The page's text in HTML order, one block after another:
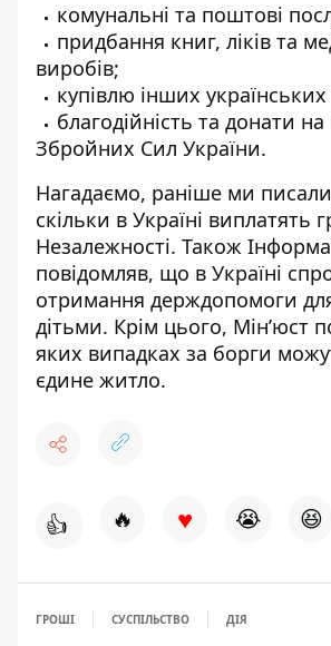
комунальні та поштові
придбання книг, ліків та
виробів;
купівлю інших українських
благодійність та донати
Збройних Сил України.
Нагадаємо, раніше ми
скільки в Україні виплатять
Незалежності. Також
повідомляв, що в Україні
отримання держдопомоги
дітьми. Крім цього, Мін’юст
яких випадках за борги
єдине житло.
👍 🔥 ♥ 😭 😆
ГРОШІ СУСПІЛЬСТВО ДІЯ